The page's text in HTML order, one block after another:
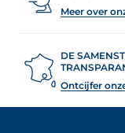
Meer over
DE
Ontcijfer